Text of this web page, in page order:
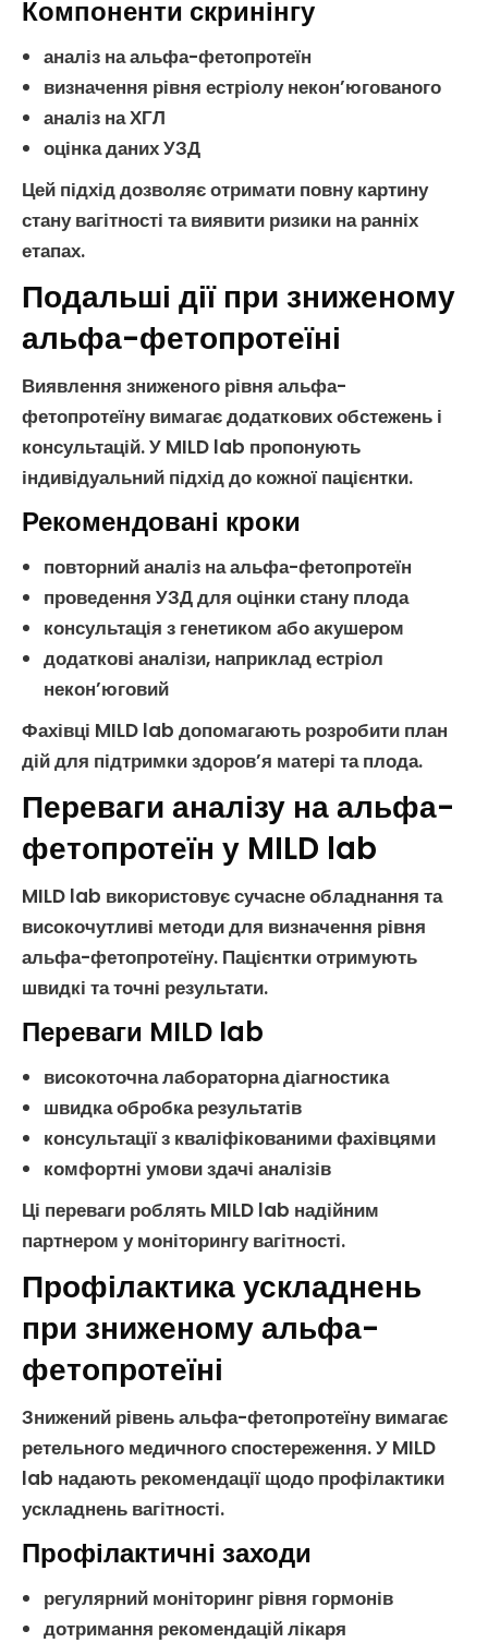
Компоненти скринінгу
аналіз на альфа-фетопротеїн
визначення рівня естріолу некон’югованого
аналіз наХГЛ
оцінка данихУЗД
Цей підхід дозволяє отримати повну картину
станувагітності та виявити ризики на ранніх
етапах.
Подальші дії при зниженому
альфа-фетопротеїні
Виявлення зниженого рівня альфа-
фетопротеїнувимагає додаткових обстежень і
консультацій. У MILD lab пропонують
індивідуальний підхід до кожної пацієнтки.
Рекомендовані кроки
повторнийаналіз на альфа-фетопротеїн
проведення УЗДдля оцінки стану плода
консультація з генетиком або акушером
додаткові аналізи, наприкладестріол
некон’юговий
Фахівці MILD lab допомагають розробити план
дій для підтримки здоров’я матері та плода.
Переваги аналізу на альфа-
фетопротеїн у MILD lab
MILD lab використовує сучасне обладнання та
високочутливі методи для визначення рівня
альфа-фетопротеїну. Пацієнтки отримують
швидкі та точні результати.
Переваги MILD lab
високоточналабораторна діагностика
швидка обробка результатів
консультації з кваліфікованими фахівцями
комфортні умови здачі аналізів
Ці переваги роблять MILD lab надійним
партнером у моніторингувагітності.
Профілактика ускладнень
при зниженому альфа-
фетопротеїні
Знижений рівеньальфа-фетопротеїнувимагає
ретельного медичного спостереження. У MILD
lab надають рекомендації щодо профілактики
ускладнень вагітності.
Профілактичні заходи
регулярний моніторинг рівня гормонів
дотримання рекомендацій лікаря